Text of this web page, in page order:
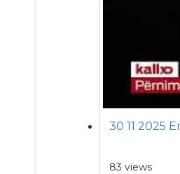
30 11 2025
83 views